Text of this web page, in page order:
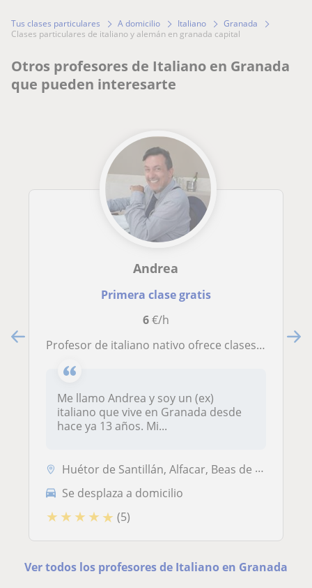
Tus clases particulares A domicilio Italiano
Granada
clases particulares de italiano y alemán en granada capital
Otros profesores de Italiano en Granada
que pueden interesarte
Andrea
Primera clase gratis
6€/h
Profesor de italiano nativo ofrece clases particulares presenciales u online
Me llamo Andrea y soy un (ex)
italiano que vive en Granada desde
hace ya 13 años. Mi...
Huétor de Santillán, Alfacar, Beas de Granada, Víznar
Se desplaza a domicilio
★ ★ ★ ★ ★ (5)
Ver todos los profesores de Italiano en Granada